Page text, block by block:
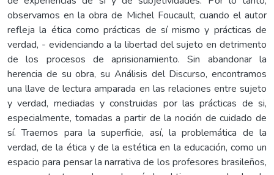
observamos en la obra de Michel Foucault, cuando el autor
refleja la ética como prácticas de sí mismo y prácticas de
verdad, - evidenciando a la libertad del sujeto en detrimento
de los procesos de aprisionamiento. Sin abandonar la
herencia de su obra, su Análisis del Discurso, encontramos
una llave de lectura amparada en las relaciones entre sujeto
y verdad, mediadas y construidas por las prácticas de si,
especialmente, tomadas a partir de la noción de cuidado de
sí. Traemos para la superficie, así, la problemática de la
verdad, de la ética y de la estética en la educación, como un
espacio para pensar la narrativa de los profesores brasileños,